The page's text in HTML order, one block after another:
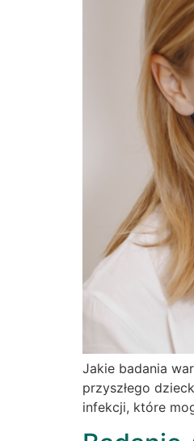
Jakie badania
przyszłego
infekcji, które